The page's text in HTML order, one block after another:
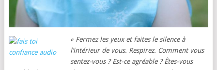
« Fermez les yeux et faites le silence à
l’intérieur de vous. Respirez. Comment vous
sentez-vous ? Est-ce agréable ? Êtes-vous